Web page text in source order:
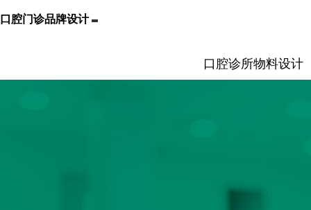
口腔门诊品牌设计
口腔诊所物料设计